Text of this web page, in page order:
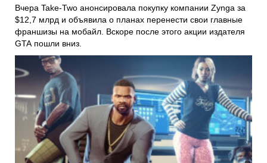
Вчера Take-Two анонсировала покупку компании Zynga за
$12,7 млрд и объявила о планах перенести свои главные
франшизы на мобайл. Вскоре после этого акции издателя
GTA пошли вниз.